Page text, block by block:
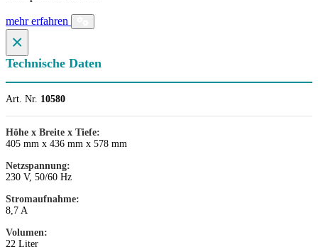
mehr erfahren
×
Technische Daten
Art. Nr. 10580
Höhe x Breite x Tiefe:
405 mm x 436 mm x 578 mm
Netzspannung:
230 V, 50/60 Hz
Stromaufnahme:
8,7 A
Volumen:
22 Liter